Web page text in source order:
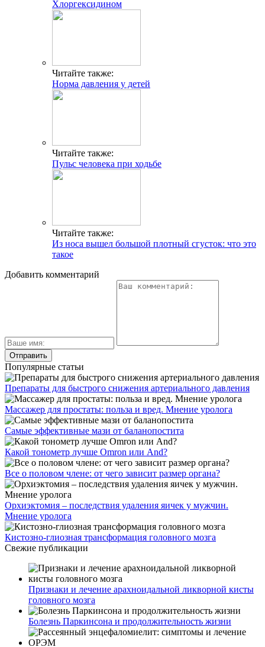
Хлоргексидином
Читайте также:
Норма давления у детей
Читайте также:
Пульс человека при ходьбе
Читайте также:
Из носа вышел большой плотный сгусток: что это
такое
Добавить комментарий
Популярные статьи
Препараты для быстрого снижения артериального давления
Массажер для простаты: польза и вред. Мнение уролога
Самые эффективные мази от баланопостита
Какой тонометр лучше Omron или And?
Все о половом члене: от чего зависит размер органа?
Орхиэктомия – последствия удаления яичек у мужчин.
Мнение уролога
Кистозно-глиозная трансформация головного мозга
Свежие публикации
Признаки и лечение арахноидальной ликворной кисты
головного мозга
Болезнь Паркинсона и продолжительность жизни